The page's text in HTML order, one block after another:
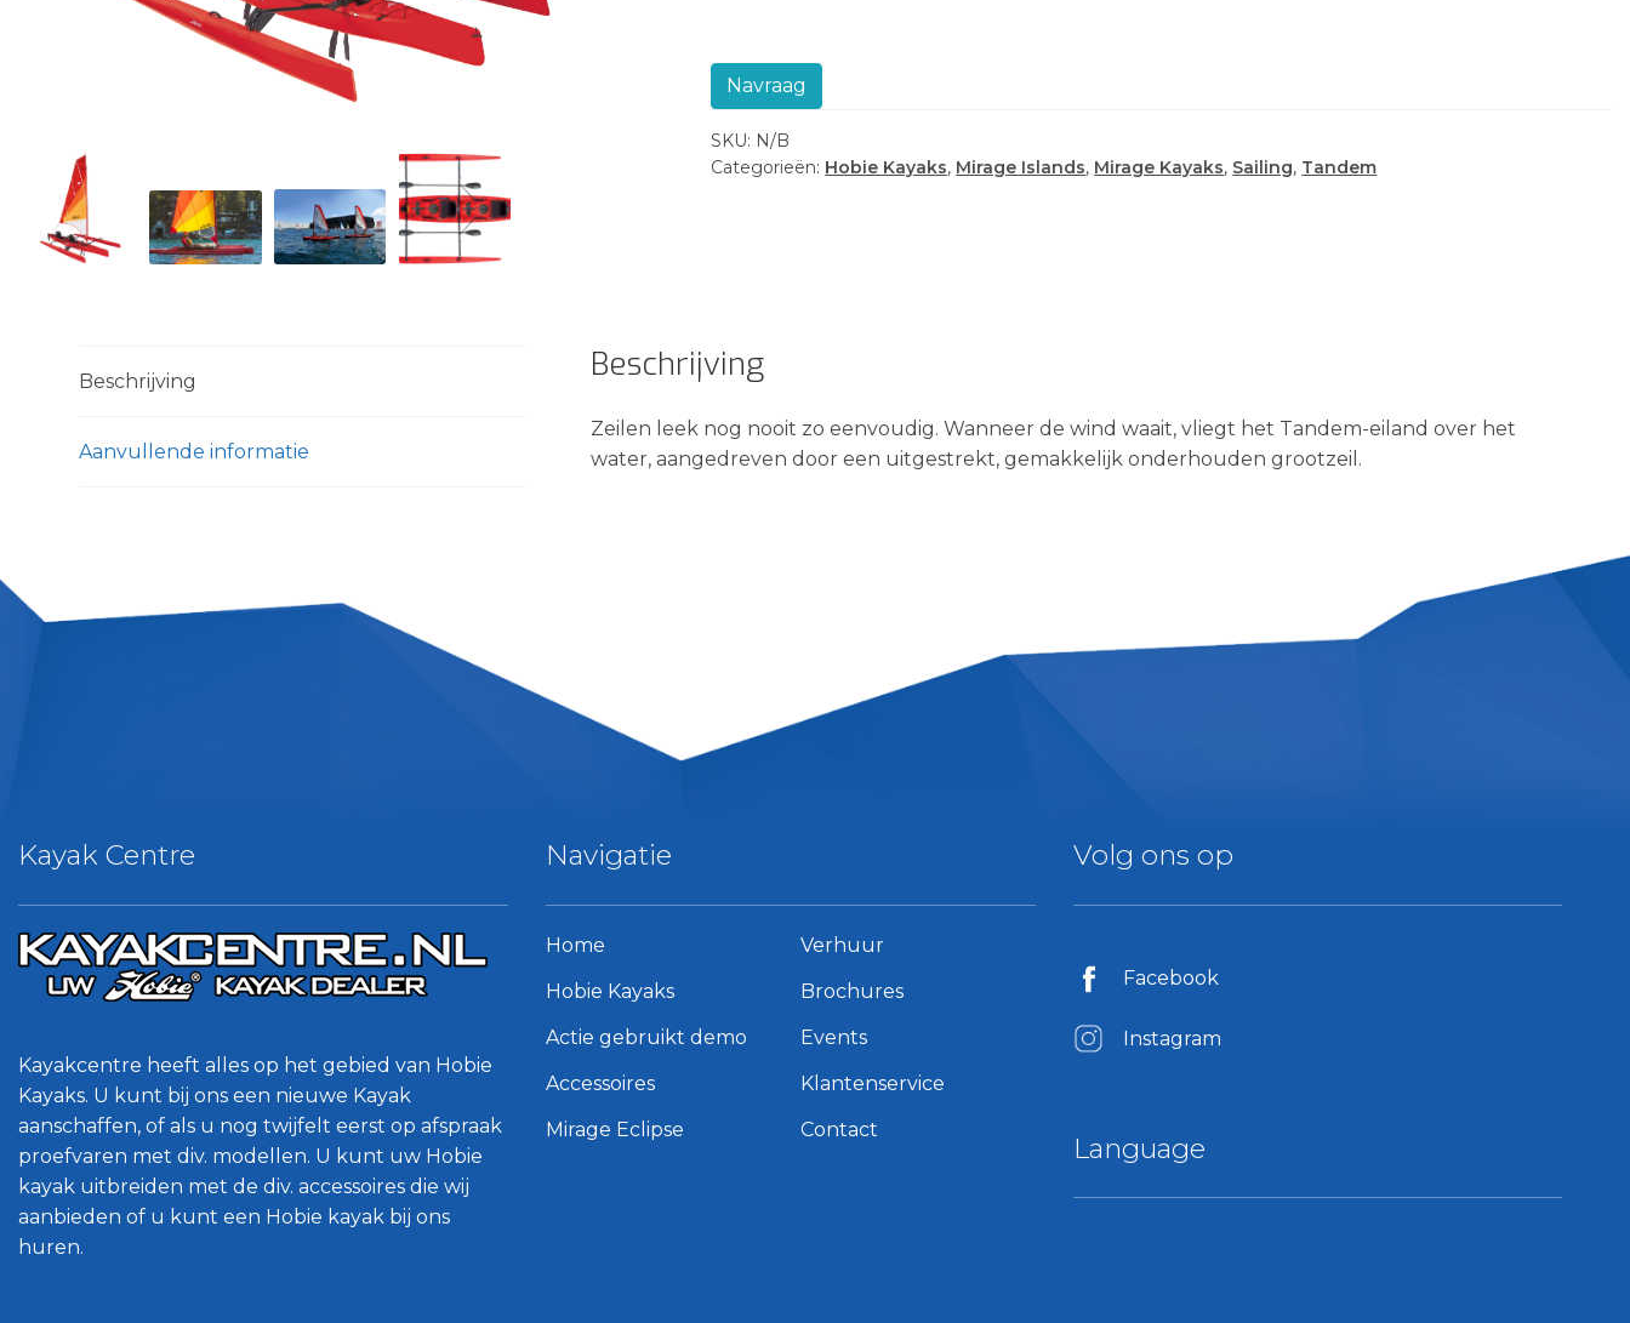
Navraag
SKU: N/B
Categorieën: Hobie Kayaks, Mirage Islands, Mirage Kayaks, Sailing, Tandem
Beschrijving
Aanvullende informatie
Beschrijving
Zeilen leek nog nooit zo eenvoudig. Wanneer de wind waait, vliegt het Tandem-eiland over het
water, aangedreven door een uitgestrekt, gemakkelijk onderhouden grootzeil.
Kayak Centre
Kayakcentre heeft alles op het gebied van Hobie
Kayaks. U kunt bij ons een nieuwe Kayak
aanschaffen, of als u nog twijfelt eerst op afspraak
proefvaren met div. modellen. U kunt uw Hobie
kayak uitbreiden met de div. accessoires die wij
aanbieden of u kunt een Hobie kayak bij ons
huren.
Navigatie
Home
Hobie Kayaks
Actie gebruikt demo
Accessoires
Mirage Eclipse
Verhuur
Brochures
Events
Klantenservice
Contact
Volg ons op
Facebook
Instagram
Language